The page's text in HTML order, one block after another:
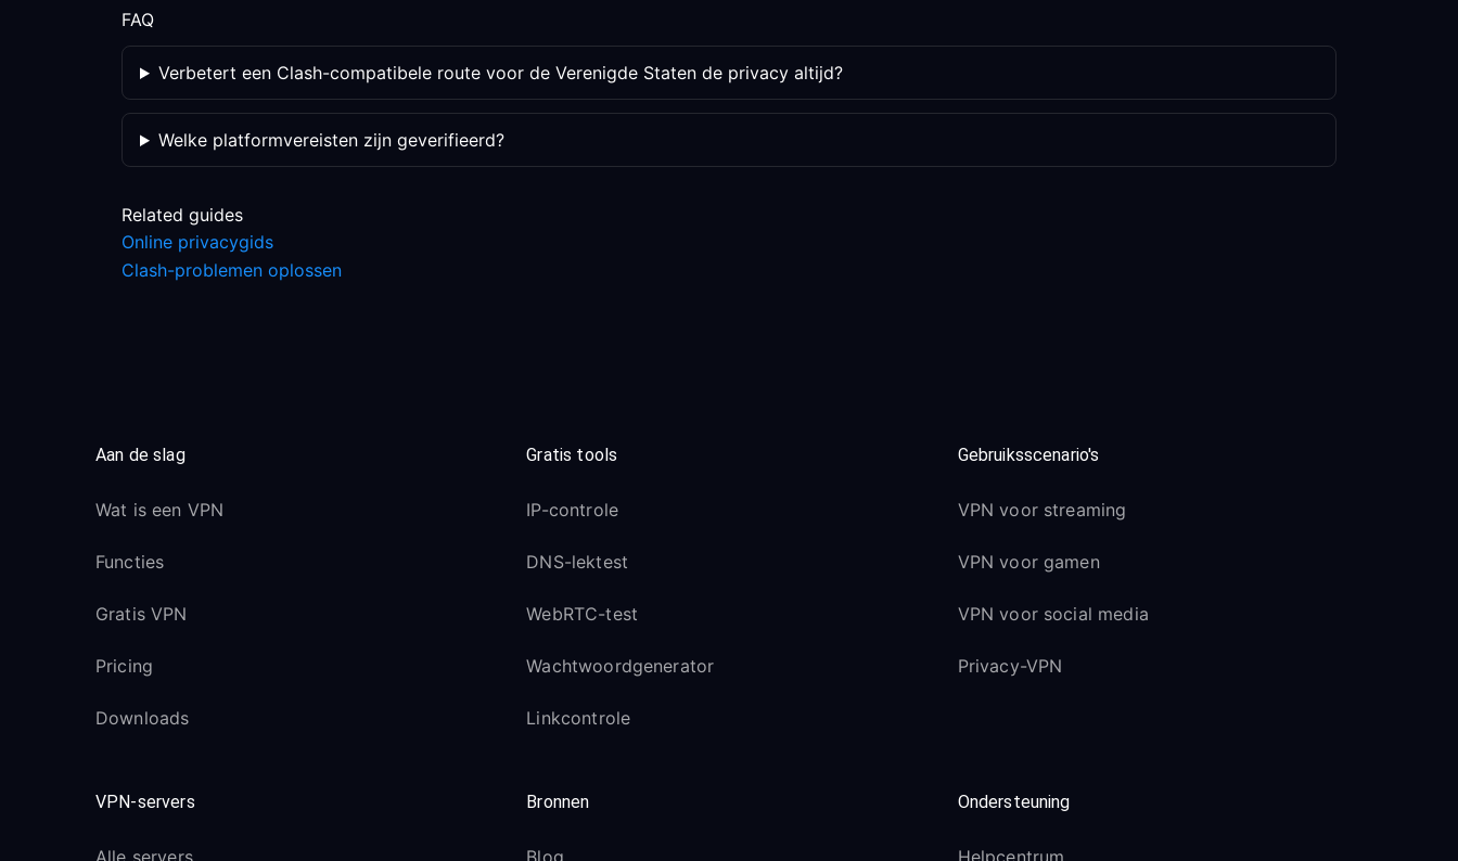
FAQ
Verbetert een Clash-compatibele route voor de Verenigde Staten de privacy altijd?
Welke platformvereisten zijn geverifieerd?
Related guides
Online privacygids
Clash-problemen oplossen
Aan de slag
Wat is een VPN
Functies
Gratis VPN
Pricing
Downloads
Gratis tools
IP-controle
DNS-lektest
WebRTC-test
Wachtwoordgenerator
Linkcontrole
Gebruiksscenario's
VPN voor streaming
VPN voor gamen
VPN voor social media
Privacy-VPN
VPN-servers
Alle servers
Bronnen
Blog
Ondersteuning
Helpcentrum